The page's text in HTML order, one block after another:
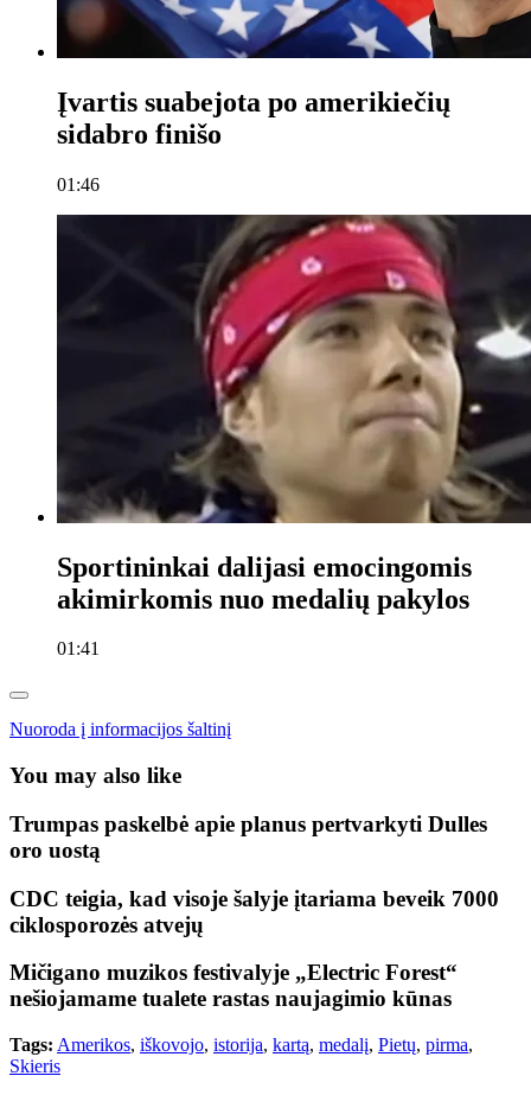
Įvartis suabejota po amerikiečių
sidabro finišo
01:46
Sportininkai dalijasi emocingomis
akimirkomis nuo medalių pakylos
01:41
Nuoroda į informacijos šaltinį
You may also like
Trumpas paskelbė apie planus pertvarkyti Dulles
oro uostą
CDC teigia, kad visoje šalyje įtariama beveik 7000
ciklosporozės atvejų
Mičigano muzikos festivalyje „Electric Forest“
nešiojamame tualete rastas naujagimio kūnas
Tags: Amerikos, iškovojo, istorija, kartą, medalį, Pietų, pirma,
Skieris